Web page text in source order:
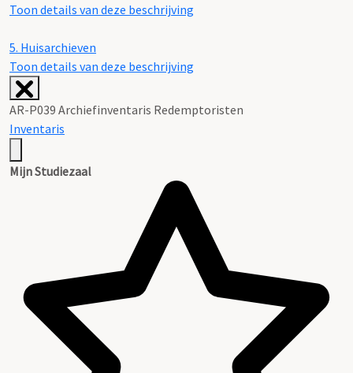
Toon details van deze beschrijving
5. Huisarchieven
Toon details van deze beschrijving
AR-P039 Archiefinventaris Redemptoristen
Inventaris
Mijn Studiezaal